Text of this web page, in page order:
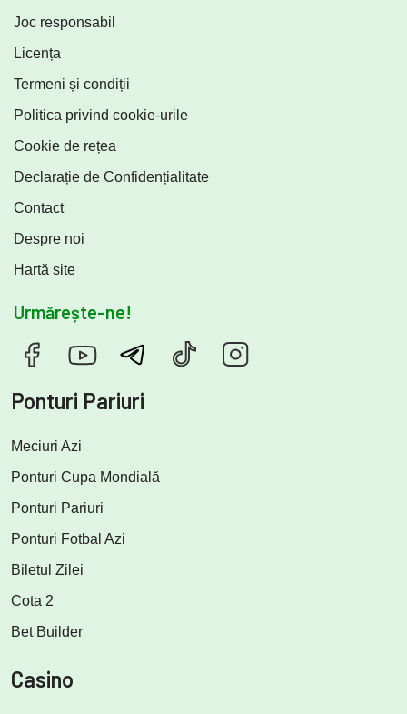
Joc responsabil
Licența
Termeni și condiții
Politica privind cookie-urile
Cookie de rețea
Declarație de Confidențialitate
Contact
Despre noi
Hartă site
Urmărește-ne!
Ponturi Pariuri
Meciuri Azi
Ponturi Cupa Mondială
Ponturi Pariuri
Ponturi Fotbal Azi
Biletul Zilei
Cota 2
Bet Builder
Casino